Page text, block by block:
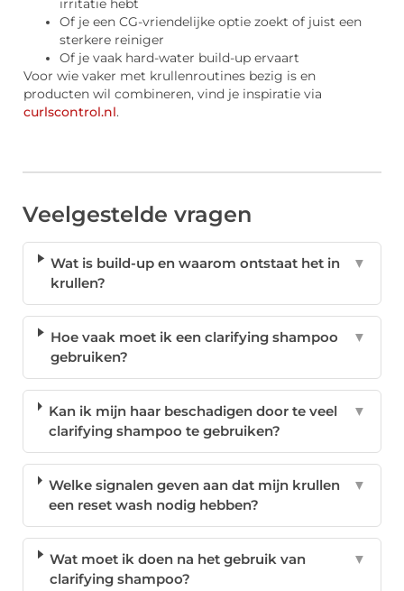
irritatie hebt
Of je een CG-vriendelijke optie zoekt of juist een
sterkere reiniger
Of je vaak hard-water build-up ervaart
Voor wie vaker met krullenroutines bezig is en
producten wil combineren, vind je inspiratie via
curlscontrol.nl.
Veelgestelde vragen
Wat is build-up en waarom ontstaat het in
krullen?
▼
Hoe vaak moet ik een clarifying shampoo
gebruiken?
▼
Kan ik mijn haar beschadigen door te veel
clarifying shampoo te gebruiken?
▼
Welke signalen geven aan dat mijn krullen
een reset wash nodig hebben?
▼
Wat moet ik doen na het gebruik van
clarifying shampoo?
▼